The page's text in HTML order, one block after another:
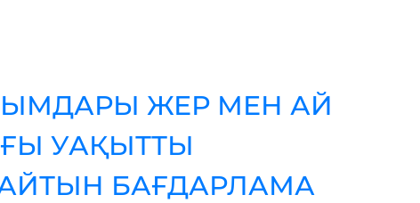
ЖЕР МЕН АЙ
УАҚЫТТЫ
БАҒДАРЛАМА